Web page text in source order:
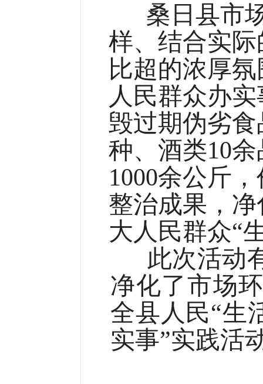
桑日县市
样、结合实
比超的浓厚
人民群众办
毁过期伪劣
种、酒类10
1000余公斤
整治成果，
大人民群众“
此次活动
净化了市场
全县人民“生
实事”实践活